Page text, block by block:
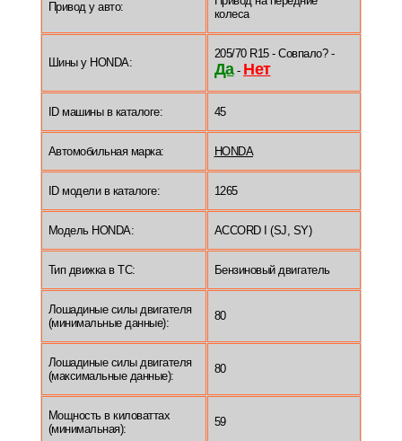
Привод у авто:
колеса
Шины у HONDA:
205/70 R15 - Совпало? -
Да- Нет
ID машины в каталоге: 45
Автомобильная марка: HONDA
ID модели в каталоге: 1265
Модель HONDA: ACCORD I (SJ, SY)
Тип движка в ТС: Бензиновый двигатель
Лошадиные силы двигателя
(минимальные данные):
80
Лошадиные силы двигателя
(максимальные данные):
80
Мощность в киловаттах
(минимальная):
59